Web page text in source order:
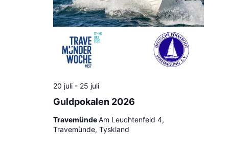
Guldpokalen 2026
20 juli- 25 juli
TravemündeAm Leuchtenfeld 4,
Travemünde, Tyskland